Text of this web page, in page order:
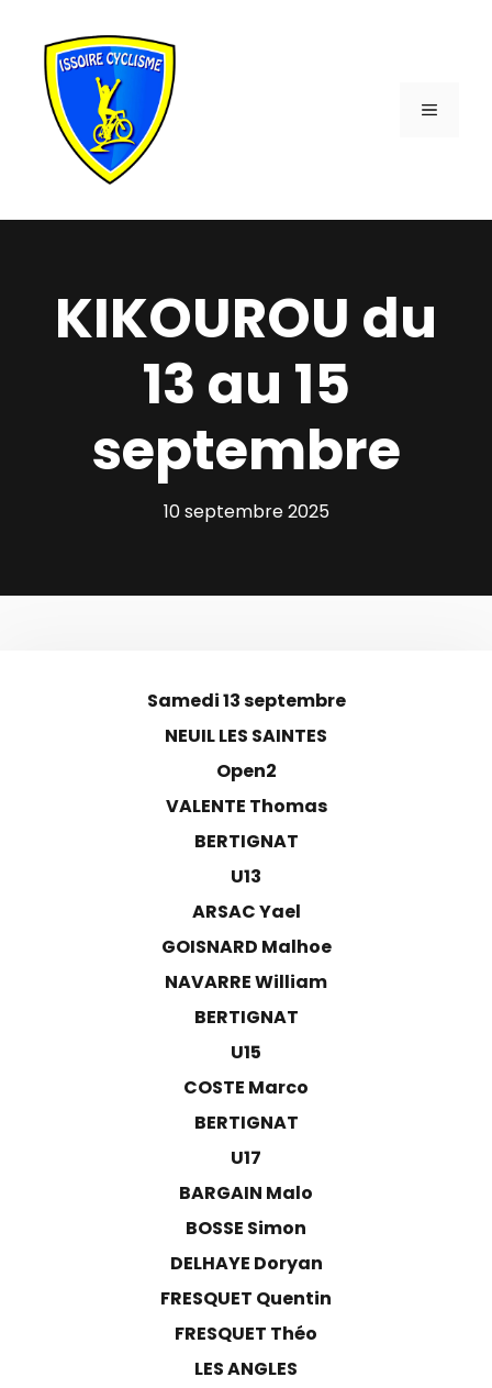
contenu
MENU
KIKOUROU du
13 au 15
septembre
10 septembre 2025
Samedi 13 septembre
NEUIL LES SAINTES
Open2
VALENTE Thomas
BERTIGNAT
U13
ARSAC Yael
GOISNARD Malhoe
NAVARRE William
BERTIGNAT
U15
COSTE Marco
BERTIGNAT
U17
BARGAIN Malo
BOSSE Simon
DELHAYE Doryan
FRESQUET Quentin
FRESQUET Théo
LES ANGLES